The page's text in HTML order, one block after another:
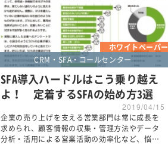
ホワイトペーパー
CRM・SFA・コールセンター
SFA導入ハードルはこう乗り越え
よ！ 定着するSFAの始め方3選
2019/04/15
企業の売り上げを支える営業部門は常に成長を
求められ、顧客情報の収集・管理方法やデータ
分析・活用による営業活動の効率化など、悩…